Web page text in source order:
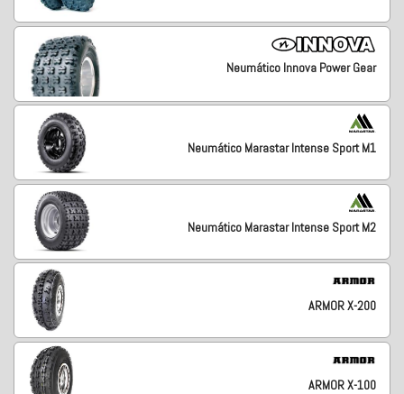
Neumático Innova Power Gear
Neumático Marastar Intense Sport M1
Neumático Marastar Intense Sport M2
ARMOR X-200
ARMOR X-100